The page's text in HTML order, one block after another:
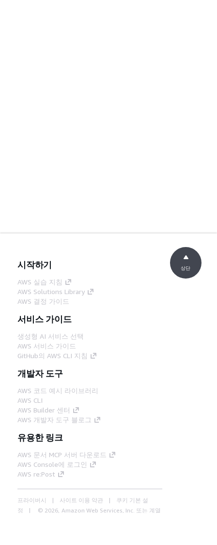
시작하기
AWS 실습 지침
AWS Solutions Library
AWS 결정 가이드
서비스 가이드
생성형 AI 서비스 선택
AWS 서비스 가이드
GitHub의 AWS CLI 지침
개발자 도구
AWS 코드 예시 라이브러리
AWS CLI
AWS Builder 센터
AWS 개발자 도구 블로그
유용한 링크
AWS 문서 MCP 서버 다운로드
AWS Console에 로그인
AWS re:Post
프라이버시 사이트 이용 약관
쿠키 기본 설
정
© 2026, Amazon Web Services, Inc. 또는 계열
상단